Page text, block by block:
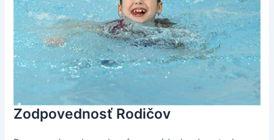
Zodpovednosť Rodičov